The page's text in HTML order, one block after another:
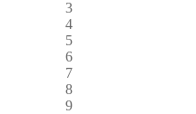
3
4
5
6
7
8
9